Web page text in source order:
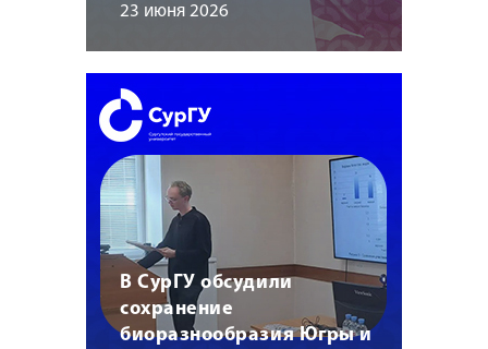
23 июня 2026
В СурГУ обсудили
сохранение
биоразнообразия Югры и